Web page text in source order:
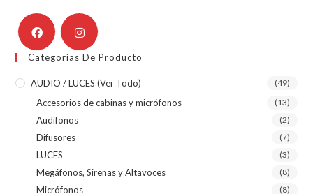
Categorías De Producto
AUDIO / LUCES (ver Todo) (49)
Accesorios de cabinas y micrófonos (13)
Audífonos (2)
Difusores (7)
LUCES (3)
Megáfonos, Sirenas y Altavoces (8)
Micrófonos (8)